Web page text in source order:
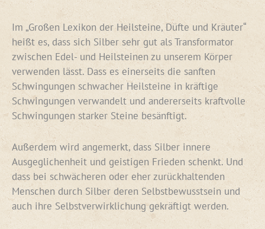
Im „Großen Lexikon der Heilsteine, Düfte und Kräuter“
heißt es, dass sich Silber sehr gut als Transformator
zwischen Edel- und Heilsteinen zu unserem Körper
verwenden lässt. Dass es einerseits die sanften
Schwingungen schwacher Heilsteine in kräftige
Schwingungen verwandelt und andererseits kraftvolle
Schwingungen starker Steine besänftigt.
Außerdem wird angemerkt, dass Silber innere
Ausgeglichenheit und geistigen Frieden schenkt. Und
dass bei schwächeren oder eher zurückhaltenden
Menschen durch Silber deren Selbstbewusstsein und
auch ihre Selbstverwirklichung gekräftigt werden.